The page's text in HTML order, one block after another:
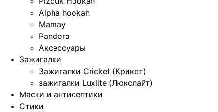
Alpha hookah
Mamay
Pandora
Аксессуары
Зажигалки
Зажигалки Cricket (Крикет)
зажигалки Luxlite (Люкслайт)
Маски и антисептики
Стики